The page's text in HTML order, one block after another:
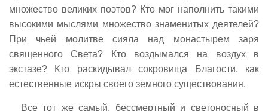
множество великих поэтов? Кто мог наполнить такими
высокими мыслями множество знаменитых деятелей?
При чьей молитве сияла над монастырем заря
священного Света? Кто воздымался на воздух в
экстазе? Кто раскидывал сокровища Благости, как
естественные искры своего земного существования.
Все тот же самый, бессмертный и светоносный в